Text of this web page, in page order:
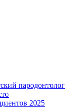
пародонтолог
2025